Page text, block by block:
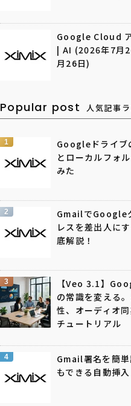
Google Cloud
| AI (2026年7月
月26日)
Popular post 人気記事
1
Googleドライブ
とローカルフォ
みた
2
GmailでGoogle
レスを差出人に
底解説！
3
【Veo 3.1】
の常識を変える
性、オーディオ
チュートリア
4
Gmail署名を簡
もできる自動挿入